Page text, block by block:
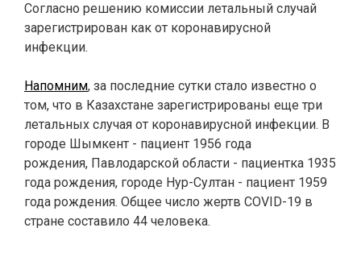
Согласно решению комиссии летальный случай
зарегистрирован как от коронавирусной
инфекции.
Напомним, за последние сутки стало известно о
том, что в Казахстане зарегистрированы еще три
летальных случая от коронавирусной инфекции. В
городе Шымкент - пациент 1956 года
рождения, Павлодарской области - пациентка 1935
года рождения, городе Нур-Султан - пациент 1959
года рождения. Общее число жертв COVID-19 в
стране составило 44 человека.